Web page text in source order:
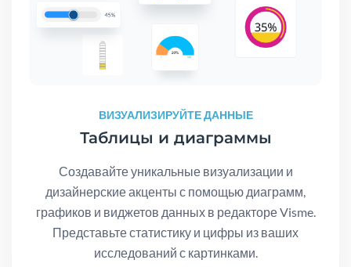
ВИЗУАЛИЗИРУЙТЕ ДАННЫЕ
Таблицы и диаграммы
Создавайте уникальные визуализации и
дизайнерские акценты с помощью диаграмм,
графиков и виджетов данных в редакторе Visme.
Представьте статистику и цифры из ваших
исследований с картинками.